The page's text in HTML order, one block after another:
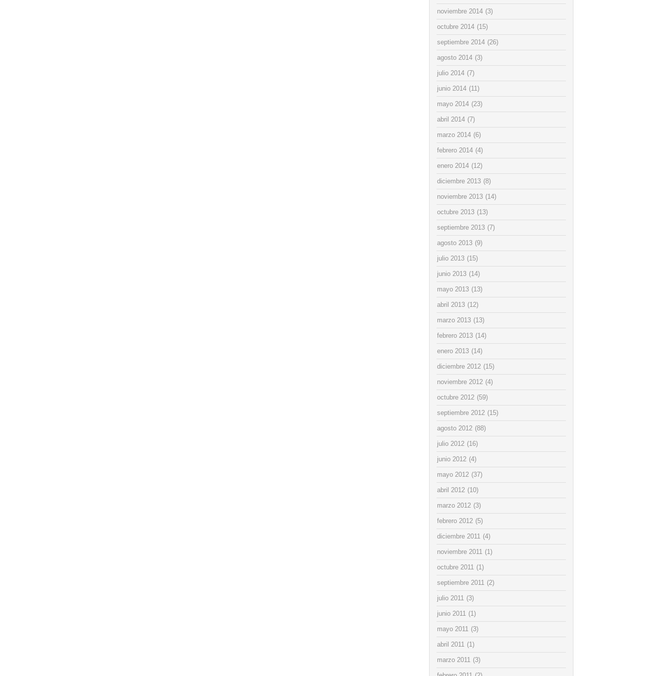
noviembre 2014 (3)
octubre 2014 (15)
septiembre 2014 (26)
agosto 2014 (3)
julio 2014 (7)
junio 2014 (11)
mayo 2014 (23)
abril 2014 (7)
marzo 2014 (6)
febrero 2014 (4)
enero 2014 (12)
diciembre 2013 (8)
noviembre 2013 (14)
octubre 2013 (13)
septiembre 2013 (7)
agosto 2013 (9)
julio 2013 (15)
junio 2013 (14)
mayo 2013 (13)
abril 2013 (12)
marzo 2013 (13)
febrero 2013 (14)
enero 2013 (14)
diciembre 2012 (15)
noviembre 2012 (4)
octubre 2012 (59)
septiembre 2012 (15)
agosto 2012 (88)
julio 2012 (16)
junio 2012 (4)
mayo 2012 (37)
abril 2012 (10)
marzo 2012 (3)
febrero 2012 (5)
diciembre 2011 (4)
noviembre 2011 (1)
octubre 2011 (1)
septiembre 2011 (2)
julio 2011 (3)
junio 2011 (1)
mayo 2011 (3)
abril 2011 (1)
marzo 2011 (3)